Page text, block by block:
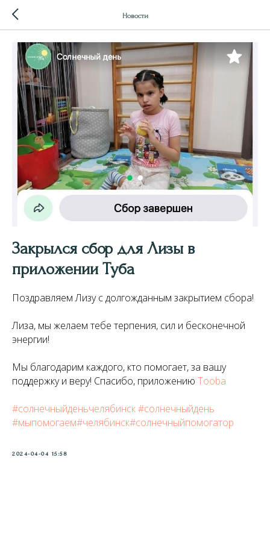
Новости
Закрылся сбор для Лизы в
приложении Туба
Поздравляем Лизу с долгожданным закрытием сбора!
Лиза, мы желаем тебе терпения, сил и бесконечной
энергии!
Мы благодарим каждого, кто помогает, за вашу
поддержку и веру! Спасибо, приложению Tooba
#солнечныйденьчелябинск#солнечныйдень
#мыпомогаем#челябинск#солнечныйпомогатор
2024-04-04 15:58